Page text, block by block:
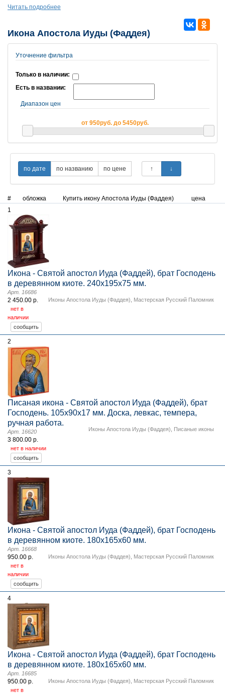
Читать подробнее
Икона Апостола Иуды (Фаддея)
Уточнение фильтра
Только в наличии:
Есть в названии:
Диапазон цен
от 950руб. до 5450руб.
# обложка Купить икону Апостола Иуды (Фаддея)
цена
1
Икона - Святой апостол Иуда (Фаддей), брат Господень
в деревянном киоте. 240х195х75 мм.
Иконы Апостола Иуды (Фаддея) Мастерская Русский Паломник
Арт. 16686
2 450.00 р.
нет в
наличии
2
Писаная икона - Святой апостол Иуда (Фаддей), брат
Господень. 105х90х17 мм. Доска, левкас, темпера,
ручная работа.
Иконы Апостола Иуды (Фаддея) Писаные иконы
Арт. 16620
3 800.00 р.
нет в наличии
3
Икона - Святой апостол Иуда (Фаддей), брат Господень
в деревянном киоте. 180х165х60 мм.
Иконы Апостола Иуды (Фаддея) Мастерская Русский Паломник
Арт. 16668
950.00 р.
нет в
наличии
4
Икона - Святой апостол Иуда (Фаддей), брат Господень
в деревянном киоте. 180х165х60 мм.
Иконы Апостола Иуды (Фаддея) Мастерская Русский Паломник
Арт. 16685
950.00 р.
нет в